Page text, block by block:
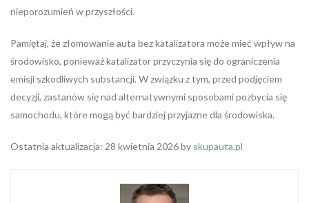
nieporozumień w przyszłości.
Pamiętaj, że złomowanie auta bez katalizatora może mieć wpływ na
środowisko, ponieważ katalizator przyczynia się do ograniczenia
emisji szkodliwych substancji. W związku z tym, przed podjęciem
decyzji, zastanów się nad alternatywnymi sposobami pozbycia się
samochodu, które mogą być bardziej przyjazne dla środowiska.
Ostatnia aktualizacja: 28 kwietnia 2026 by skupauta.pl